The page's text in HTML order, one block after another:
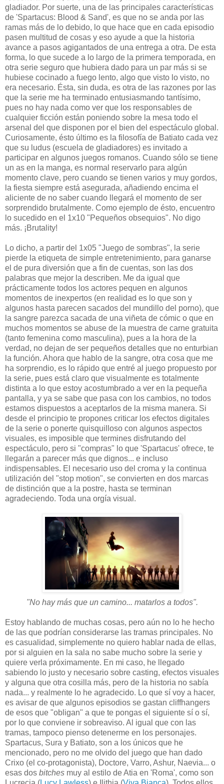
gladiador. Por suerte, una de las principales características
de 'Spartacus: Blood & Sand', es que no se anda por las
ramas más de lo debido, lo que hace que en cada episodio
pasen multitud de cosas y eso ayude a que la historia
avance a pasos agigantados de una entrega a otra. De esta
forma, lo que sucede a lo largo de la primera temporada, en
otra serie seguro que hubiera dado para un par más si se
hubiese cocinado a fuego lento, algo que visto lo visto, no
era necesario. Ésta, sin duda, es otra de las razones por las
que la serie me ha terminado entusiasmando tantísimo,
pues no hay nada como ver que los responsables de
cualquier ficción están poniendo sobre la mesa todo el
arsenal del que disponen por el bien del espectáculo global.
Curiosamente, ésto último es la filosofía de Batiato cada vez
que su ludus (escuela de gladiadores) es invitado a
participar en algunos juegos romanos. Cuando sólo se tiene
un as en la manga, es normal reservarlo para algún
momento clave, pero cuando se tienen varios y muy gordos,
la fiesta siempre está asegurada, añadiendo encima el
aliciente de no saber cuando llegará el momento de ser
sorprendido brutalmente. Como ejemplo de ésto, encuentro
lo sucedido en el 1x10 "Pequeños obsequios". No digo
más. ¡Brutality!
Lo dicho, a partir del 1x05 "Juego de sombras", la serie
pierde la etiqueta de simple entretenimiento, para ganarse
el de pura diversión que a fin de cuentas, son las dos
palabras que mejor la describen. Me da igual que
prácticamente todos los actores pequen en algunos
momentos de inexpertos (en realidad es lo que son y
algunos hasta parecen sacados del mundillo del porno), que
la sangre parezca sacada de una viñeta de cómic o que en
muchos momentos se abuse de la muestra de carne gratuita
(tanto femenina como masculina), pues a la hora de la
verdad, no dejan de ser pequeños detalles que no enturbian
la función. Ahora que hablo de la sangre, otra cosa que me
ha sorprendio, es lo rápido que entré al juego propuesto por
la serie, pues está claro que visualmente es totalmente
distinta a lo que estoy acostumbrado a ver en la pequeña
pantalla, y ya se sabe que pasa con los cambios, no todos
estamos dispuestos a aceptarlos de la misma manera. Si
desde el principio te propones criticar los efectos digitales
de la serie o ponerte quisquilloso con algunos aspectos
visuales, es imposible que termines disfrutando del
espectáculo, pero si "compras" lo que 'Spartacus' ofrece, te
llegarán a parecer más que dignos... e incluso
indispensables. El necesario uso del croma y la continua
utilización del "stop motion", se convierten en dos marcas
de distinción que a la postre, hasta se terminan
agradeciendo. Toda una orgía visual.
"No hay más que un camino... matarlos a todos".
Estoy hablando de muchas cosas, pero aún no lo he hecho
de las que podrían considerarse las tramas principales. No
es casualidad, simplemente no quiero hablar nada de ellas,
por si alguien en la sala no sabe mucho sobre la serie y
quiere verla próximamente. En mi caso, he llegado
sabiendo lo justo y necesario sobre casting, efectos visuales
y alguna que otra cosilla más, pero de la historia no sabía
nada... y realmente lo he agradecido. Lo que sí voy a hacer,
es avisar de que algunos episodios se gastan cliffhangers
de esos que "obligan" a que te pongas el siguiente sí o sí,
por lo que conviene ir sobreaviso. Al igual que con las
tramas, tampoco pienso detenerme en los personajes.
Spartacus, Sura y Batiato, son a los únicos que he
mencionado, pero no me olvido del juego que han dado
Crixo (el co-protagonista), Doctore, Varro, Ashur, Naevia... o
esas dos bitches muy al estilo de Atia en 'Roma', como son